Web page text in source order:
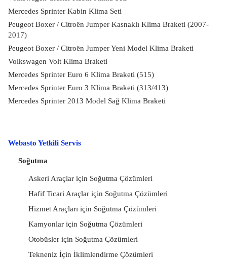
Mercedes Sprinter Kabin Klima Seti
Peugeot Boxer / Citroën Jumper Kasnaklı Klima Braketi (2007-
2017)
Peugeot Boxer / Citroën Jumper Yeni Model Klima Braketi
Volkswagen Volt Klima Braketi
Mercedes Sprinter Euro 6 Klima Braketi (515)
Mercedes Sprinter Euro 3 Klima Braketi (313/413)
Mercedes Sprinter 2013 Model Sağ Klima Braketi
Webasto Yetkili Servis
Soğutma
Askeri Araçlar için Soğutma Çözümleri
Hafif Ticari Araçlar için Soğutma Çözümleri
Hizmet Araçları için Soğutma Çözümleri
Kamyonlar için Soğutma Çözümleri
Otobüsler için Soğutma Çözümleri
Tekneniz İçin İklimlendirme Çözümleri